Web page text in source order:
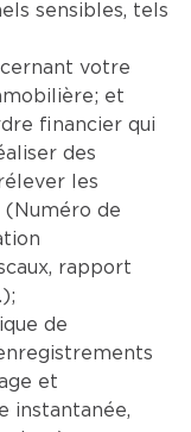
sensibles, tels
votre
et
financier qui
des
les
de
rapport
de
et
instantanée,